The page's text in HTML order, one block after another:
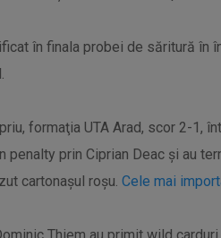
în finala probei de săritură în
formaţia UTA Arad, scor 2-1,
penalty prin Ciprian Deac și au
cartonașul roșu. Cele mai